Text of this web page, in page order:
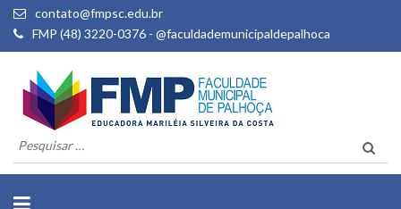
contato@fmpsc.edu.br
FMP (48) 3220-0376 - @faculdademunicipaldepalhoca
Pesquisar
por: